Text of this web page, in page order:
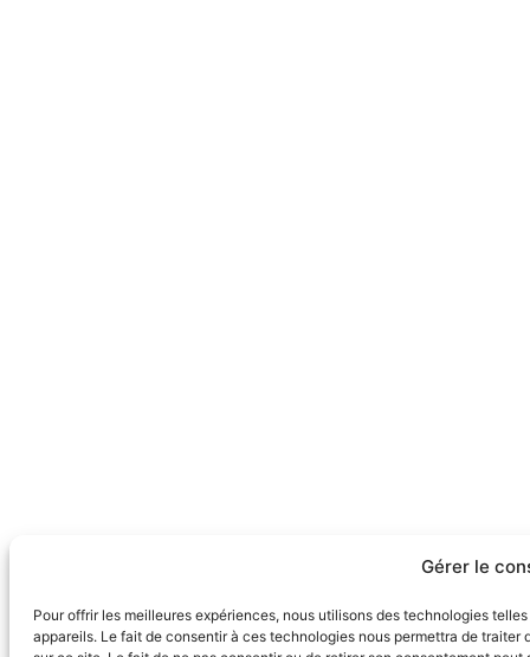
Gérer le
Pour offrir les meilleures expériences, nous utilisons des technologies
appareils. Le fait de consentir à ces technologies nous permettra de